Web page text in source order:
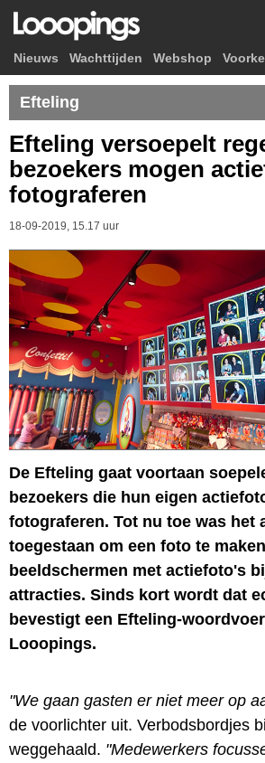
Nieuws Wachttijden Webshop
Efteling
Efteling versoepelt
bezoekers mogen
fotograferen
18-09-2019, 15.17 uur
De Efteling gaat voortaan
bezoekers die hun eigen
fotograferen. Tot nu toe was het
toegestaan om een foto te
beeldschermen met actiefoto's
attracties. Sinds kort wordt dat
bevestigt een Efteling-
Looopings.
"We gaan gasten er niet meer op
de voorlichter uit. Verbodsbordjes
weggehaald. "Medewerkers